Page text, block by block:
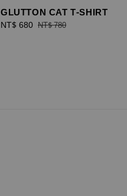
GLUTTON CAT T-SHIRT
Sale
NT$ 680 Regular
NT$ 780